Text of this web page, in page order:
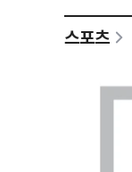
스포츠